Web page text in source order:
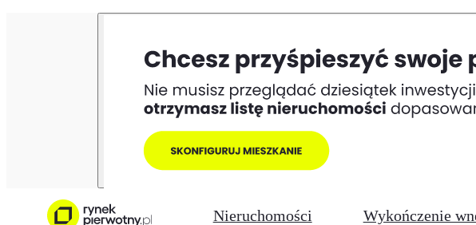
Nieruchomości Wykończenie